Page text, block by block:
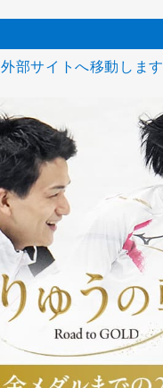
外部サイトへ移動します